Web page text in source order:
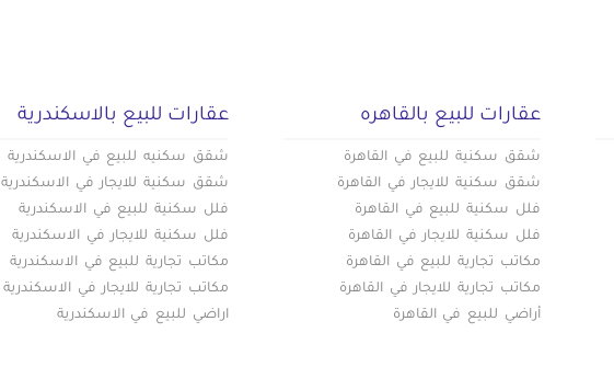
عقارات للبيع بالقاهره
شقق سكنية للبيع في القاهرة
شقق سكنية للايجار في القاهرة
فلل سكنية للبيع في القاهرة
فلل سكنية للايجار في القاهرة
مكاتب تجارية للبيع في القاهرة
مكاتب تجارية للايجار في القاهرة
أراضي للبيع في القاهرة
عقارات للبيع بالاسكندرية
شقق سكنيه للبيع في الاسكندرية
شقق سكنية للايجار في الاسكندرية
فلل سكنية للبيع في الاسكندرية
فلل سكنية للايجار في الاسكندرية
مكاتب تجارية للبيع في الاسكندرية
مكاتب تجارية للايجار في الاسكندرية
اراضي للبيع في الاسكندرية